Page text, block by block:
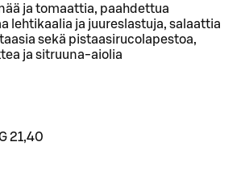
ja tomaattia, paahdettua
lehtikaalia ja juureslastuja, salaattia
sekä pistaasirucolapestoa,
ja sitruuna-aiolia
21,40